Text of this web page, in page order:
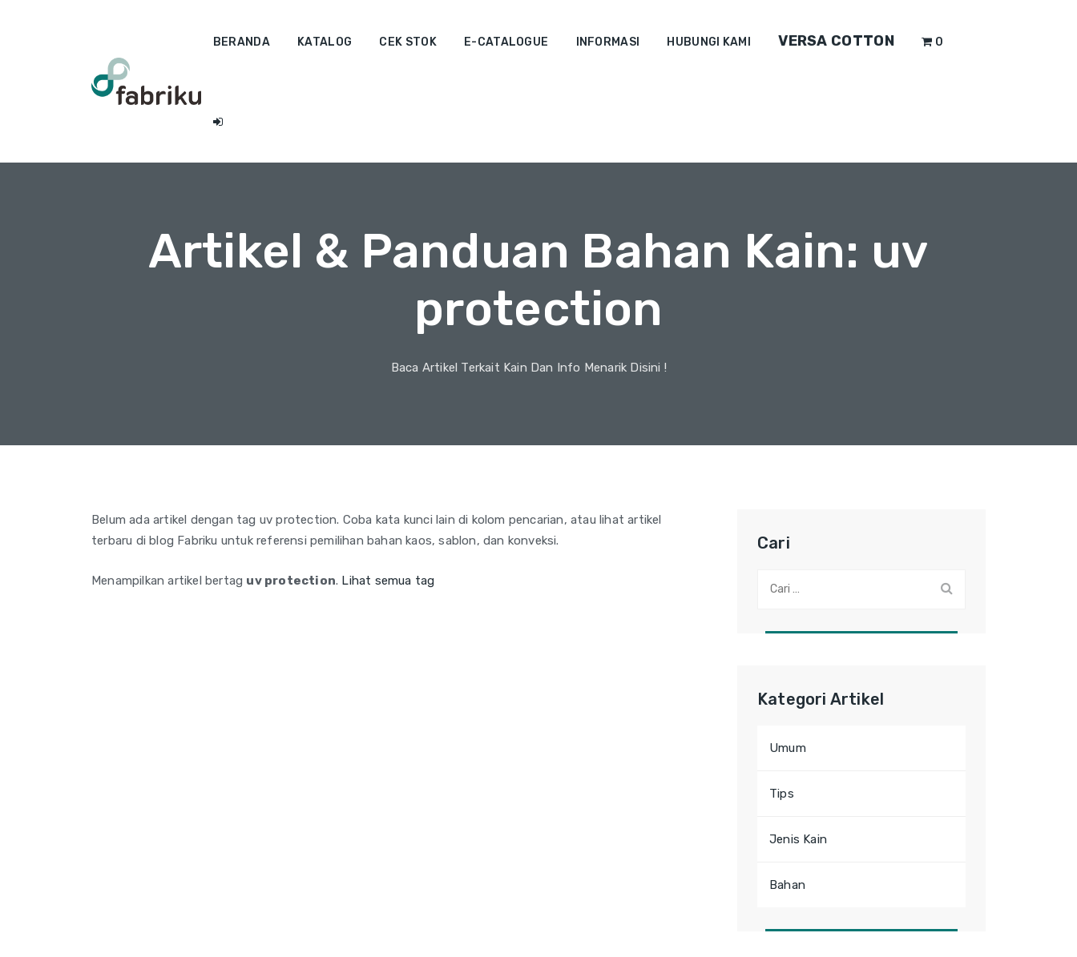
BERANDA KATALOG CEK STOK E-CATALOGUE INFORMASI HUBUNGI KAMI VERSA COTTON 0
Artikel & Panduan Bahan Kain: uv
protection
Baca Artikel Terkait Kain Dan Info Menarik Disini !
Belum ada artikel dengan tag uv protection. Coba kata kunci lain di kolom pencarian, atau lihat artikel
terbaru di blog Fabriku untuk referensi pemilihan bahan kaos, sablon, dan konveksi.
Menampilkan artikel bertag uv protection. Lihat semua tag
Cari
Kategori Artikel
Umum
Tips
Jenis Kain
Bahan